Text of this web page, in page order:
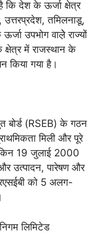
कि देश के ऊर्जा क्षेत्र
उत्तरप्रदेश, तमिलनाडू,
उपभोग वाले़े राज्यों
क्षेत्र में राजस्थान के
गया है।
बोर्ड (RSEB) के गठन
मिली और पूरे
19 जुलाई 2000
उत्पादन, पारेषण और
को 5 अलग-
लिमिटेड